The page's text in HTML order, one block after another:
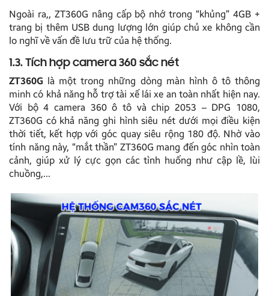
Ngoài ra,, ZT360G nâng cấp bộ nhớ trong “khủng” 4GB +
trang bị thêm USB dung lượng lớn giúp chủ xe không cần
lo nghĩ về vấn đề lưu trữ của hệ thống.
1.3. Tích hợp camera 360 sắc nét
ZT360G là một trong những dòng màn hình ô tô thông
minh có khả năng hỗ trợ tài xế lái xe an toàn nhất hiện nay.
Với bộ 4 camera 360 ô tô và chip 2053 – DPG 1080,
ZT360G có khả năng ghi hình siêu nét dưới mọi điều kiện
thời tiết, kết hợp với góc quay siêu rộng 180 độ. Nhờ vào
tính năng này, “mắt thần” ZT360G mang đến góc nhìn toàn
cảnh, giúp xử lý cực gọn các tình huống như cập lề, lùi
chuồng,…